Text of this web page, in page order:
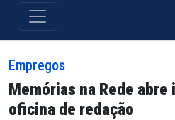
Empregos
Memórias na Rede
oficina de redação